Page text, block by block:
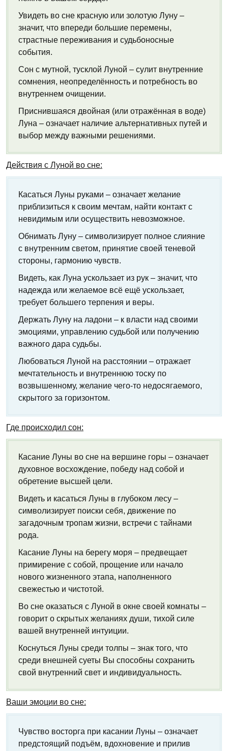
Увидеть во сне красную или золотую Луну –
значит, что впереди большие перемены,
страстные переживания и судьбоносные
события.
Сон с мутной, тусклой Луной – сулит внутренние
сомнения, неопределённость и потребность во
внутреннем очищении.
Приснившаяся двойная (или отражённая в воде)
Луна – означает наличие альтернативных путей и
выбор между важными решениями.
Действия с Луной во сне:
Касаться Луны руками – означает желание
приблизиться к своим мечтам, найти контакт с
невидимым или осуществить невозможное.
Обнимать Луну – символизирует полное слияние
с внутренним светом, принятие своей теневой
стороны, гармонию чувств.
Видеть, как Луна ускользает из рук – значит, что
надежда или желаемое всё ещё ускользает,
требует большего терпения и веры.
Держать Луну на ладони – к власти над своими
эмоциями, управлению судьбой или получению
важного дара судьбы.
Любоваться Луной на расстоянии – отражает
мечтательность и внутреннюю тоску по
возвышенному, желание чего-то недосягаемого,
скрытого за горизонтом.
Где происходил сон:
Касание Луны во сне на вершине горы – означает
духовное восхождение, победу над собой и
обретение высшей цели.
Видеть и касаться Луны в глубоком лесу –
символизирует поиски себя, движение по
загадочным тропам жизни, встречи с тайнами
рода.
Касание Луны на берегу моря – предвещает
примирение с собой, прощение или начало
нового жизненного этапа, наполненного
свежестью и чистотой.
Во сне оказаться с Луной в окне своей комнаты –
говорит о скрытых желаниях души, тихой силе
вашей внутренней интуиции.
Коснуться Луны среди толпы – знак того, что
среди внешней суеты Вы способны сохранить
свой внутренний свет и индивидуальность.
Ваши эмоции во сне:
Чувство восторга при касании Луны – означает
предстоящий подъём, вдохновение и прилив